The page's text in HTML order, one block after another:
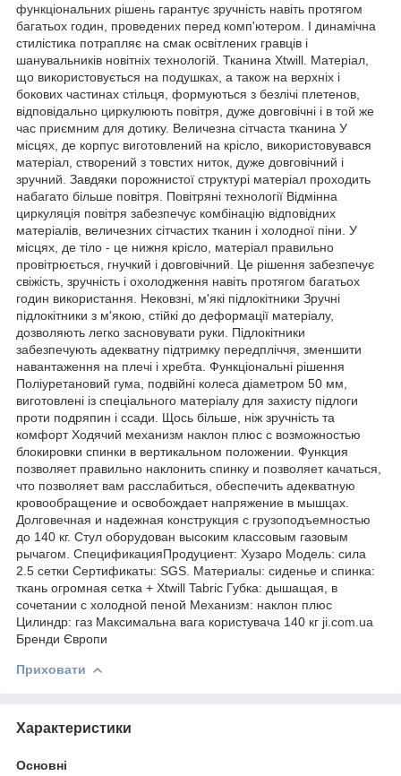
функціональних рішень гарантує зручність навіть протягом
багатьох годин, проведених перед комп'ютером. І динамічна
стилістика потрапляє на смак освітлених гравців і
шанувальників новітніх технологій. Тканина Xtwill. Матеріал,
що використовується на подушках, а також на верхніх і
бокових частинах стільця, формуються з безлічі плетенов,
відповідально циркулюють повітря, дуже довговічні і в той же
час приємним для дотику. Величезна сітчаста тканина У
місцях, де корпус виготовлений на крісло, використовувався
матеріал, створений з товстих ниток, дуже довговічний і
зручний. Завдяки порожнистої структурі матеріал проходить
набагато більше повітря. Повітряні технології Відмінна
циркуляція повітря забезпечує комбінацію відповідних
матеріалів, величезних сітчастих тканин і холодної піни. У
місцях, де тіло - це нижня крісло, матеріал правильно
провітрюється, гнучкий і довговічний. Це рішення забезпечує
свіжість, зручність і охолодження навіть протягом багатьох
годин використання. Нековзні, м'які підлокітники Зручні
підлокітники з м'якою, стійкі до деформації матеріалу,
дозволяють легко засновувати руки. Підлокітники
забезпечують адекватну підтримку передпліччя, зменшити
навантаження на плечі і хребта. Функціональні рішення
Поліуретановий гума, подвійні колеса діаметром 50 мм,
виготовлені із спеціального матеріалу для захисту підлоги
проти подряпин і ссади. Щось більше, ніж зручність та
комфорт Ходячий механизм наклон плюс с возможностью
блокировки спинки в вертикальном положении. Функция
позволяет правильно наклонить спинку и позволяет качаться,
что позволяет вам расслабиться, обеспечить адекватную
кровообращение и освобождает напряжение в мышцах.
Долговечная и надежная конструкция с грузоподъемностью
до 140 кг. Стул оборудован высоким классовым газовым
рычагом. СпецификацияПродуциент: Хузаро Модель: сила
2.5 сетки Сертификаты: SGS. Материалы: сиденье и спинка:
ткань огромная сетка + Xtwill Tabric Губка: дышащая, в
сочетании с холодной пеной Механизм: наклон плюс
Цилиндр: газ Максимальна вага користувача 140 кг ji.com.ua
Бренди Європи
Приховати
Характеристики
Основні